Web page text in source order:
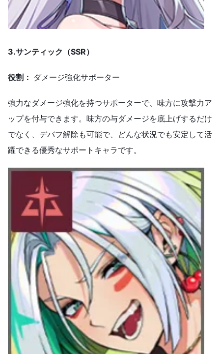
3.サンティック（SSR）
役割： ダメージ強化サポーター
強力なダメージ強化を持つサポーターで、味方に攻撃力ア
ップを付与できます。味方の与ダメージを底上げするだけ
でなく、デバフ解除も可能で、どんな状況でも安定して活
躍できる優秀なサポートキャラです。